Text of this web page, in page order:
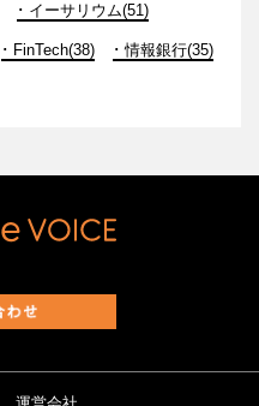
イーサリウム(51)
FinTech(38) 情報銀行(35)